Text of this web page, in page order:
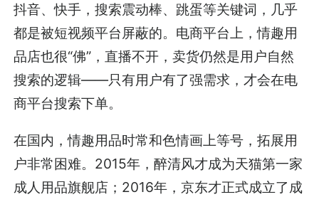
抖音、快手，搜索震动棒、跳蛋等关键词，几乎
都是被短视频平台屏蔽的。电商平台上，情趣用
品店也很“佛”，直播不开，卖货仍然是用户自然
搜索的逻辑——只有用户有了强需求，才会在电
商平台搜索下单。
在国内，情趣用品时常和色情画上等号，拓展用
户非常困难。2015年，醉清风才成为天猫第一家
成人用品旗舰店；2016年，京东才正式成立了成